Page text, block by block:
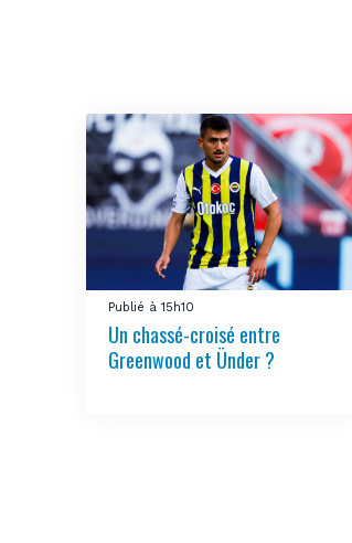
Publié à 15h10
Un chassé-croisé entre
Greenwood et Ünder ?